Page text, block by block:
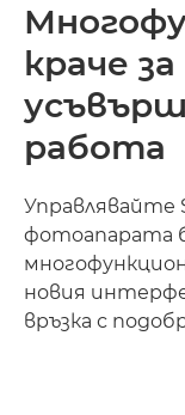
краче за
работа
Управлявайте
фотоапарата
новия
връзка с